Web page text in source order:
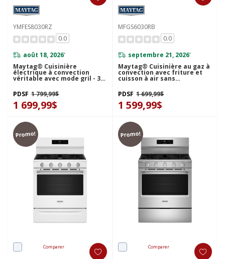
YMFES8030RZ
0.0
août 18, 2026*
Maytag® Cuisinière
électrique à convection
véritable avec mode gril - 30
PDSF 1 799,99$
1 699,99$
MFGS6030RB
0.0
septembre 21, 2026*
Maytag® Cuisinière au gaz à
convection avec friture et
cuisson à air sans
MFGS6030RB
PDSF 1 699,99$
1 599,99$
Promo!
Comparer
Promo!
Comparer